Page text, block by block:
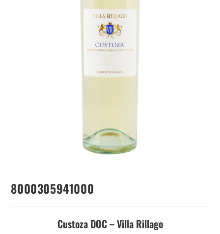
8000305941000
Custoza DOC – Villa Rillago